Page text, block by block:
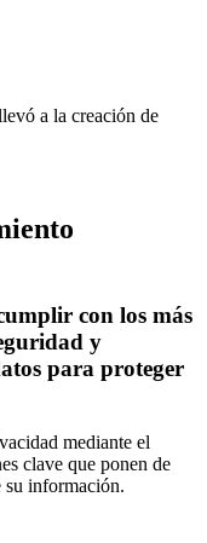
a la creación de
con los más
y
para proteger
mediante el
clave que ponen de
su información.